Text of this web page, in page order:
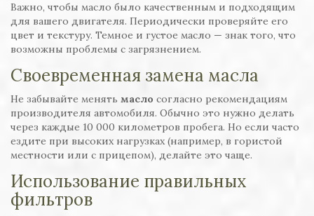
Важно, чтобы масло было качественным и подходящим
для вашего двигателя. Периодически проверяйте его
цвет и текстуру. Темное и густое масло — знак того, что
возможны проблемы с загрязнением.
Своевременная замена масла
Не забывайте менять масло согласно рекомендациям
производителя автомобиля. Обычно это нужно делать
через каждые 10 000 километров пробега. Но если часто
ездите при высоких нагрузках (например, в гористой
местности или с прицепом), делайте это чаще.
Использование правильных
фильтров